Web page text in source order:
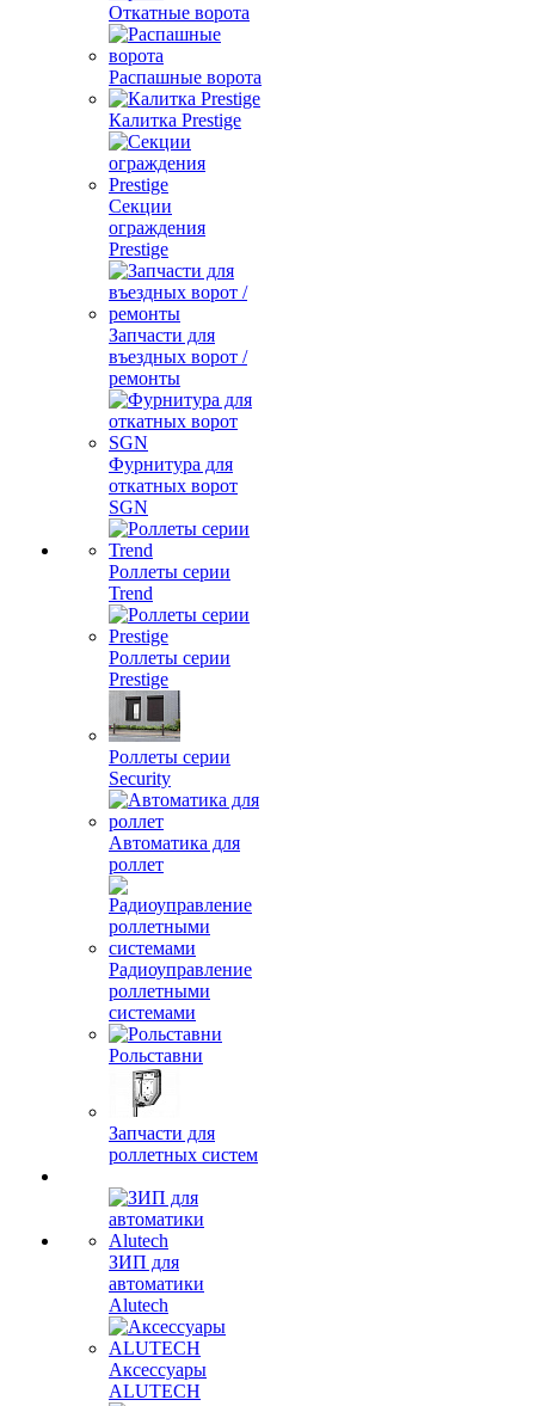
Откатные ворота
Распашные ворота
Калитка Prestige
Секции
ограждения
Prestige
Запчасти для
въездных ворот /
ремонты
Фурнитура для
откатных ворот
SGN
Роллеты серии
Trend
Роллеты серии
Prestige
Роллеты серии
Security
Автоматика для
роллет
Радиоуправление
роллетными
системами
Рольставни
Запчасти для
роллетных систем
ЗИП для
автоматики
Alutech
Аксессуары
ALUTECH